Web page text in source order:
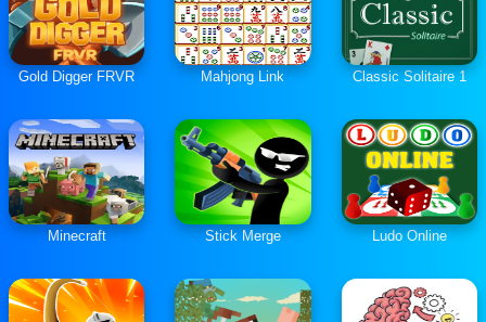
Gold Digger FRVR Mahjong Link Classic Solitaire 1
Minecraft Stick Merge Ludo Online